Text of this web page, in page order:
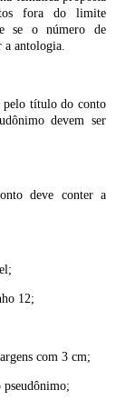
fora do limite
se o número de
a antologia.
pelo título do conto
devem ser
deve conter a
12;
com 3 cm;